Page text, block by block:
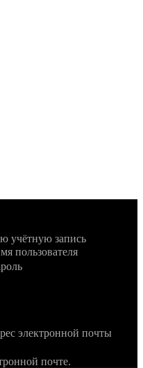
учётную запись
пользователя
электронной почты
почте.